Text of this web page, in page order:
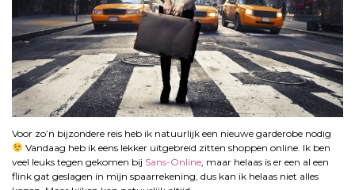
Voor zo’n bijzondere reis heb ik natuurlijk een nieuwe garderobe nodig
Vandaag heb ik eens lekker uitgebreid zitten shoppen online. Ik ben
veel leuks tegen gekomen bij Sans-Online , maar helaas is er een al een
flink gat geslagen in mijn spaarrekening, dus kan ik helaas niet alles